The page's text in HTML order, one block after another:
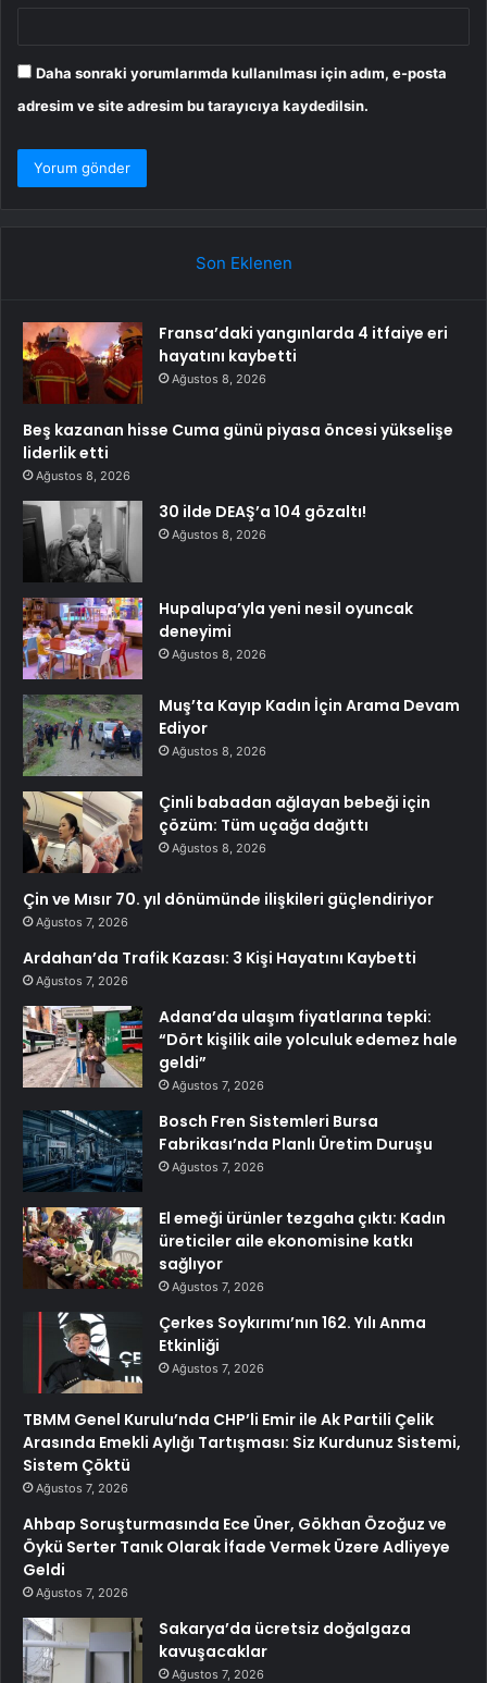
Daha sonraki yorumlarımda kullanılması için adım, e-posta
adresim ve site adresim bu tarayıcıya kaydedilsin.
Son Eklenen
Fransa’daki yangınlarda 4 itfaiye eri
hayatını kaybetti
Ağustos 8, 2026
Beş kazanan hisse Cuma günü piyasa öncesi yükselişe
liderlik etti
Ağustos 8, 2026
30 ilde DEAŞ’a 104 gözaltı!
Ağustos 8, 2026
Hupalupa’yla yeni nesil oyuncak
deneyimi
Ağustos 8, 2026
Muş’ta Kayıp Kadın İçin Arama Devam
Ediyor
Ağustos 8, 2026
Çinli babadan ağlayan bebeği için
çözüm: Tüm uçağa dağıttı
Ağustos 8, 2026
Çin ve Mısır 70. yıl dönümünde ilişkileri güçlendiriyor
Ağustos 7, 2026
Ardahan’da Trafik Kazası: 3 Kişi Hayatını Kaybetti
Ağustos 7, 2026
Adana’da ulaşım fiyatlarına tepki:
“Dört kişilik aile yolculuk edemez hale
geldi”
Ağustos 7, 2026
Bosch Fren Sistemleri Bursa
Fabrikası’nda Planlı Üretim Duruşu
Ağustos 7, 2026
El emeği ürünler tezgaha çıktı: Kadın
üreticiler aile ekonomisine katkı
sağlıyor
Ağustos 7, 2026
Çerkes Soykırımı’nın 162. Yılı Anma
Etkinliği
Ağustos 7, 2026
TBMM Genel Kurulu’nda CHP’li Emir ile Ak Partili Çelik
Arasında Emekli Aylığı Tartışması: Siz Kurdunuz Sistemi,
Sistem Çöktü
Ağustos 7, 2026
Ahbap Soruşturmasında Ece Üner, Gökhan Özoğuz ve
Öykü Serter Tanık Olarak İfade Vermek Üzere Adliyeye
Geldi
Ağustos 7, 2026
Sakarya’da ücretsiz doğalgaza
kavuşacaklar
Ağustos 7, 2026